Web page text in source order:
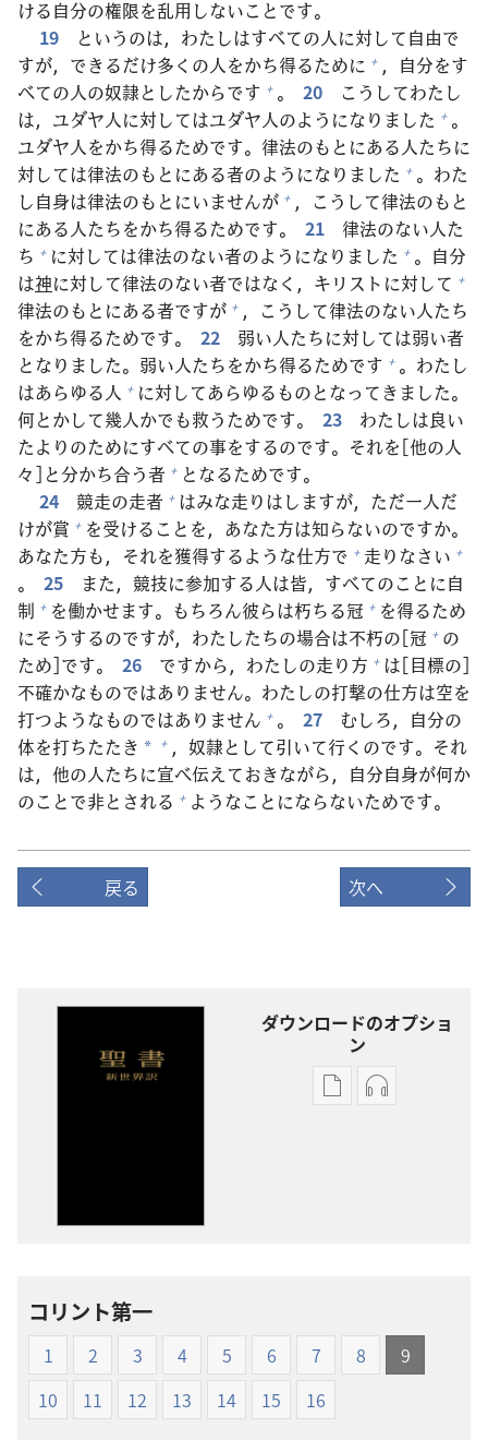
ける自分の権限を乱用しないことです。
19
というのは，わたしはすべての人に対して自由で
すが，できるだけ多くの人をかち得るために + ， 自分をす
べての人の奴隷としたからです + 。 20
こうしてわたし
は，ユダヤ人に対してはユダヤ人のようになりました + 。
ユダヤ人をかち得るためです。 律法のもとにある人たちに
対しては律法のもとにある者のようになりました + 。わた
し自身は律法のもとにいませんが + ，こうして律法のもと
にある人たちをかち得るためです。 21 律法のない人た
ち + に対しては律法のない者のようになりました + 。 自分
は神に対して律法のない者ではなく，キリストに対して +
律法のもとにある者ですが + ，こうして律法のない人たち
をかち得るためです。 22 弱い人たちに対しては弱い者
となりました。 弱い人たちをかち得るためです + 。わたし
はあらゆる人 + に対してあらゆるものとなってきました。
何とかして幾人かでも救うためです。 23 わたしは良い
たよりのためにすべての事をするのです。それを[他の人
々]と分かち合う者 + となるためです。
24
競走の走者 + はみな走りはしますが，ただ一人だ
けが賞 + を受けることを，あなた方は知らないのですか。
あなた方も，それを獲得するような仕方で + 走りなさい +
。 25 また， 競技に参加する人は皆，すべてのことに自
制 + を働かせます。もちろん彼らは朽ちる冠 + を得るため
にそうするのですが，わたしたちの場合は不朽の[冠 + の
ため]です。
26 ですから，わたしの走り方 + は[目標の]
不確かなものではありません。わたしの打撃の仕方は空を
打つようなものではありません + 。 27 むしろ， 自分の
体を打ちたたき * + ， 奴隷として引いて行くのです。それ
は， 他の人たちに宣べ伝えておきながら， 自分自身が何か
のことで非とされる + ようなことにならないためです。
戻る 次へ
ダウンロードのオプショ
ン
出
オ
プ
ン
オー
オ
プ
コリント第一
1 2 3 4 5 6 7 8
9
10
11 12 13 14 15 16